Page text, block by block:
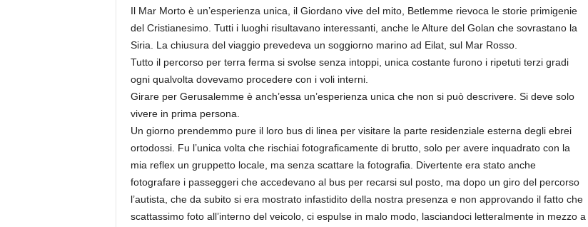
Il Mar Morto è un’esperienza unica, il Giordano vive del mito, Betlemme rievoca le storie primigenie
del Cristianesimo. Tutti i luoghi risultavano interessanti, anche le Alture del Golan che sovrastano la
Siria. La chiusura del viaggio prevedeva un soggiorno marino ad Eilat, sul Mar Rosso.
Tutto il percorso per terra ferma si svolse senza intoppi, unica costante furono i ripetuti terzi gradi
ogni qualvolta dovevamo procedere con i voli interni.
Girare per Gerusalemme è anch’essa un’esperienza unica che non si può descrivere. Si deve solo
vivere in prima persona.
Un giorno prendemmo pure il loro bus di linea per visitare la parte residenziale esterna degli ebrei
ortodossi. Fu l’unica volta che rischiai fotograficamente di brutto, solo per avere inquadrato con la
mia reflex un gruppetto locale, ma senza scattare la fotografia. Divertente era stato anche
fotografare i passeggeri che accedevano al bus per recarsi sul posto, ma dopo un giro del percorso
l’autista, che da subito si era mostrato infastidito della nostra presenza e non approvando il fatto che
scattassimo foto all’interno del veicolo, ci espulse in malo modo, lasciandoci letteralmente in mezzo a